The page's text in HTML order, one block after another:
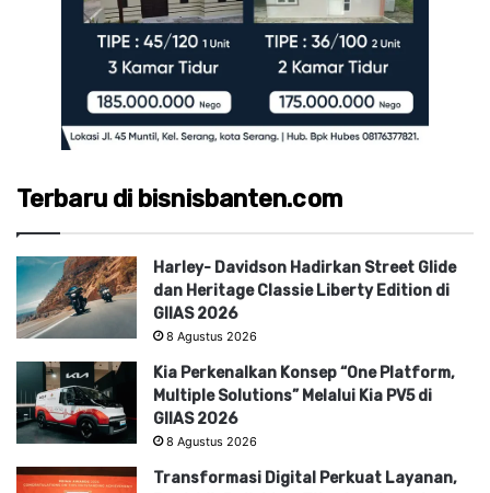
Terbaru di bisnisbanten.com
Harley- Davidson Hadirkan Street Glide
dan Heritage Classie Liberty Edition di
GIIAS 2026
8 Agustus 2026
Kia Perkenalkan Konsep “One Platform,
Multiple Solutions” Melalui Kia PV5 di
GIIAS 2026
8 Agustus 2026
Transformasi Digital Perkuat Layanan,